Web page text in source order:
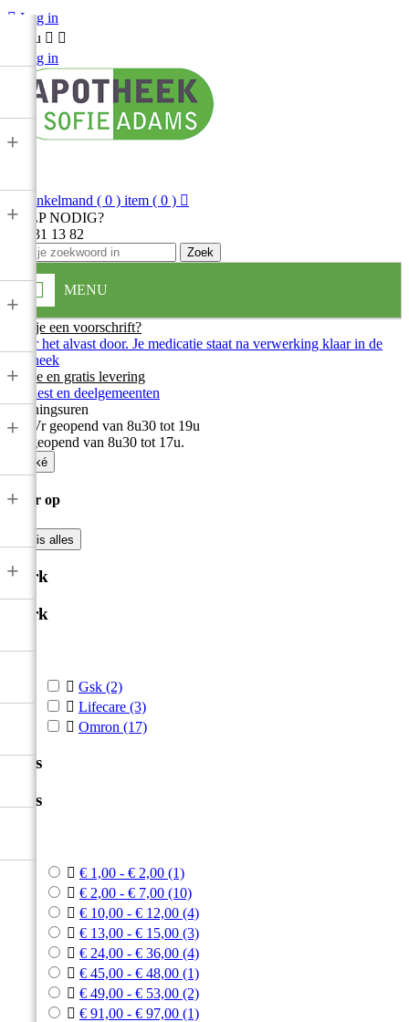
 Log in
Menu  
Log in
Winkelmand ( 0 ) item ( 0 ) 
HULP NODIG?
013 31 13 82
Zoek
MENU
+
+
+
+
+
+
+
Heb je een voorschrift?
Stuur het alvast door. Je medicatie staat na verwerking klaar in de
apotheek
Snelle en gratis levering
In Diest en deelgemeenten
Openingsuren
Ma-Vr geopend van 8u30 tot 19u
Zat geopend van 8u30 tot 17u.
Oké
Filter op
Wis alles
Merk
Merk
 
 Gsk (2)
 Lifecare (3)
 Omron (17)
Prijs
Prijs
 € 1,00 - € 2,00 (1)
 € 2,00 - € 7,00 (10)
 € 10,00 - € 12,00 (4)
 € 13,00 - € 15,00 (3)
 € 24,00 - € 36,00 (4)
 € 45,00 - € 48,00 (1)
 € 49,00 - € 53,00 (2)
 € 91,00 - € 97,00 (1)